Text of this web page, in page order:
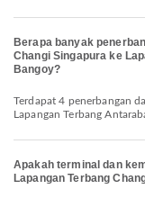
Berapa banyak
Changi Singapura ke
Bangoy?
Terdapat 4 penerbangan dari Lapangan Terbang Changi Singapura ke
Lapangan Terbang
Apakah terminal dan
Lapangan Terbang